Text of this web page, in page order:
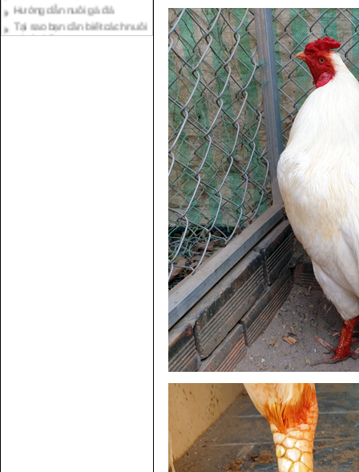
Tại sao bạn cần biết cách nuôi
gà chọi ?
Cách điều trị bệnh sổ mũi cho